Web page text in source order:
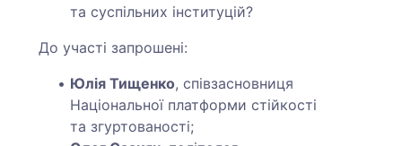
та суспільних інституцій?
До участі запрошені:
Юлія Тищенко, співзасновниця
Національної платформи стійкості
та згуртованості;